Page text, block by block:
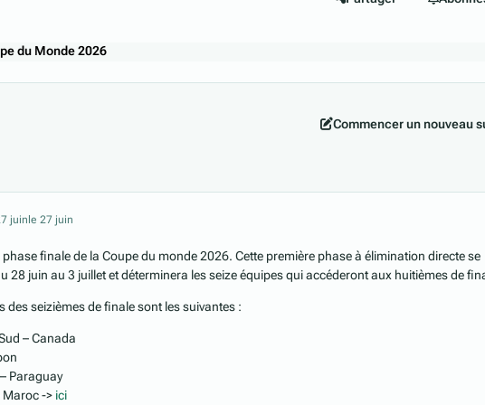
du Monde 2026
Commencer un nouveau
juinle 27 juin
phase finale de la Coupe du monde 2026. Cette première phase à élimination directe se
28 juin au 3 juillet et déterminera les seize équipes qui accéderont aux huitièmes de
des seizièmes de finale sont les suivantes :
– Canada
Paraguay
Maroc -> ici